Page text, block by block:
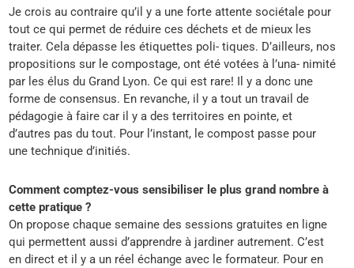
Je crois au contraire qu’il y a une forte attente sociétale pour
tout ce qui permet de réduire ces déchets et de mieux les
traiter. Cela dépasse les étiquettes poli- tiques. D’ailleurs, nos
propositions sur le compostage, ont été votées à l’una- nimité
par les élus du Grand Lyon. Ce qui est rare! Il y a donc une
forme de consensus. En revanche, il y a tout un travail de
pédagogie à faire car il y a des territoires en pointe, et
d’autres pas du tout. Pour l’instant, le compost passe pour
une technique d’initiés.
Comment comptez-vous sensibiliser le plus grand nombre à
cette pratique ?
On propose chaque semaine des sessions gratuites en ligne
qui permettent aussi d’apprendre à jardiner autrement. C’est
en direct et il y a un réel échange avec le formateur. Pour en